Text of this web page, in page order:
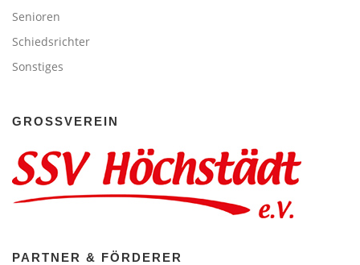
Senioren
Schiedsrichter
Sonstiges
GROSSVEREIN
PARTNER & FÖRDERER